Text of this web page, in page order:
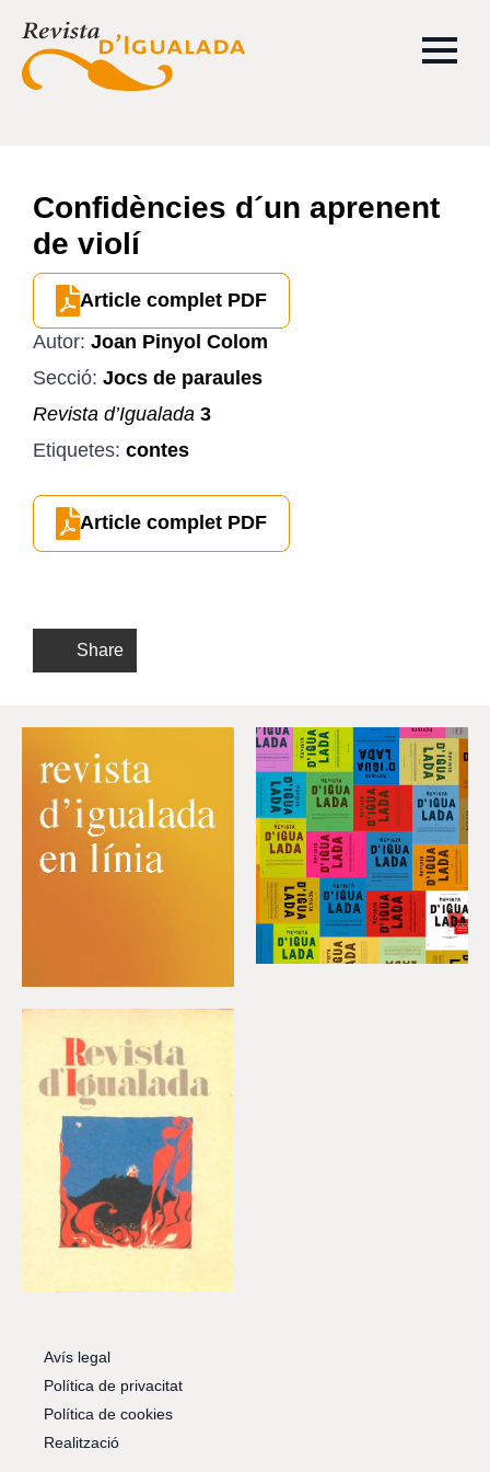
Confidències d´un aprenent
de violí
Article complet PDF
Autor: Joan Pinyol Colom
Secció: Jocs de paraules
Revista d’Igualada 3
Etiquetes: contes
Article complet PDF
Share
Avís legal
Política de privacitat
Política de cookies
Realització